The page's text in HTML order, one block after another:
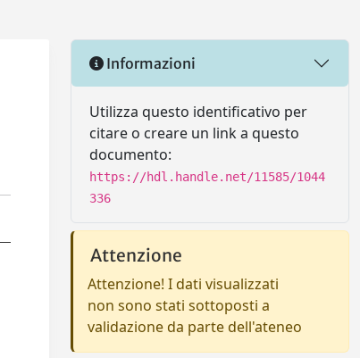
Informazioni
Utilizza questo identificativo per
citare o creare un link a questo
documento:
https://hdl.handle.net/11585/1044
336
Attenzione
Attenzione! I dati visualizzati
non sono stati sottoposti a
validazione da parte dell'ateneo